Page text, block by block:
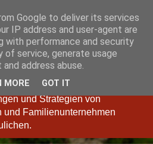
guten Investor ausmacht, ist
und umgekehrt." so Charlie
wir Ihnen im Königsinvestor-Blog
und Strategien von
und Familienunternehmen
Google to deliver its services
IP address and user-agent are
with performance and security
service, generate usage
address abuse.
MORE GOT IT